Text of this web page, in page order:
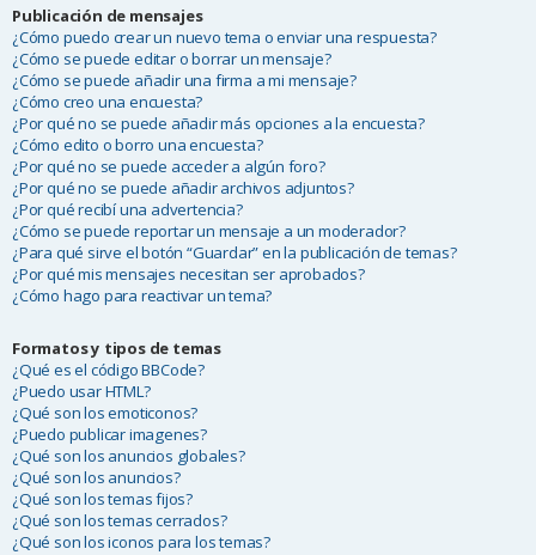
Publicación de mensajes
¿Cómo puedo crear un nuevo tema o enviar una respuesta?
¿Cómo se puede editar o borrar un mensaje?
¿Cómo se puede añadir una firma a mi mensaje?
¿Cómo creo una encuesta?
¿Por qué no se puede añadir más opciones a la encuesta?
¿Cómo edito o borro una encuesta?
¿Por qué no se puede acceder a algún foro?
¿Por qué no se puede añadir archivos adjuntos?
¿Por qué recibí una advertencia?
¿Cómo se puede reportar un mensaje a un moderador?
¿Para qué sirve el botón “Guardar” en la publicación de temas?
¿Por qué mis mensajes necesitan ser aprobados?
¿Cómo hago para reactivar un tema?
Formatos y tipos de temas
¿Qué es el código BBCode?
¿Puedo usar HTML?
¿Qué son los emoticonos?
¿Puedo publicar imagenes?
¿Qué son los anuncios globales?
¿Qué son los anuncios?
¿Qué son los temas fijos?
¿Qué son los temas cerrados?
¿Qué son los iconos para los temas?